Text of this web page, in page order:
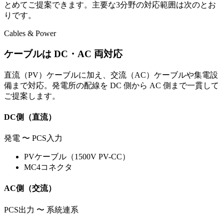
とめてご提案できます。主要な3分野の対応範囲は次のとお
りです。
Cables & Power
ケーブルは DC・AC 両対応
直流（PV）ケーブルに加え、交流（AC）ケーブルや集電設
備まで対応。発電所の配線を DC 側から AC 側まで一貫して
ご提案します。
DC側（直流）
発電 〜 PCS入力
PVケーブル（1500V PV-CC）
MC4コネクタ
AC側（交流）
PCS出力 〜 系統連系